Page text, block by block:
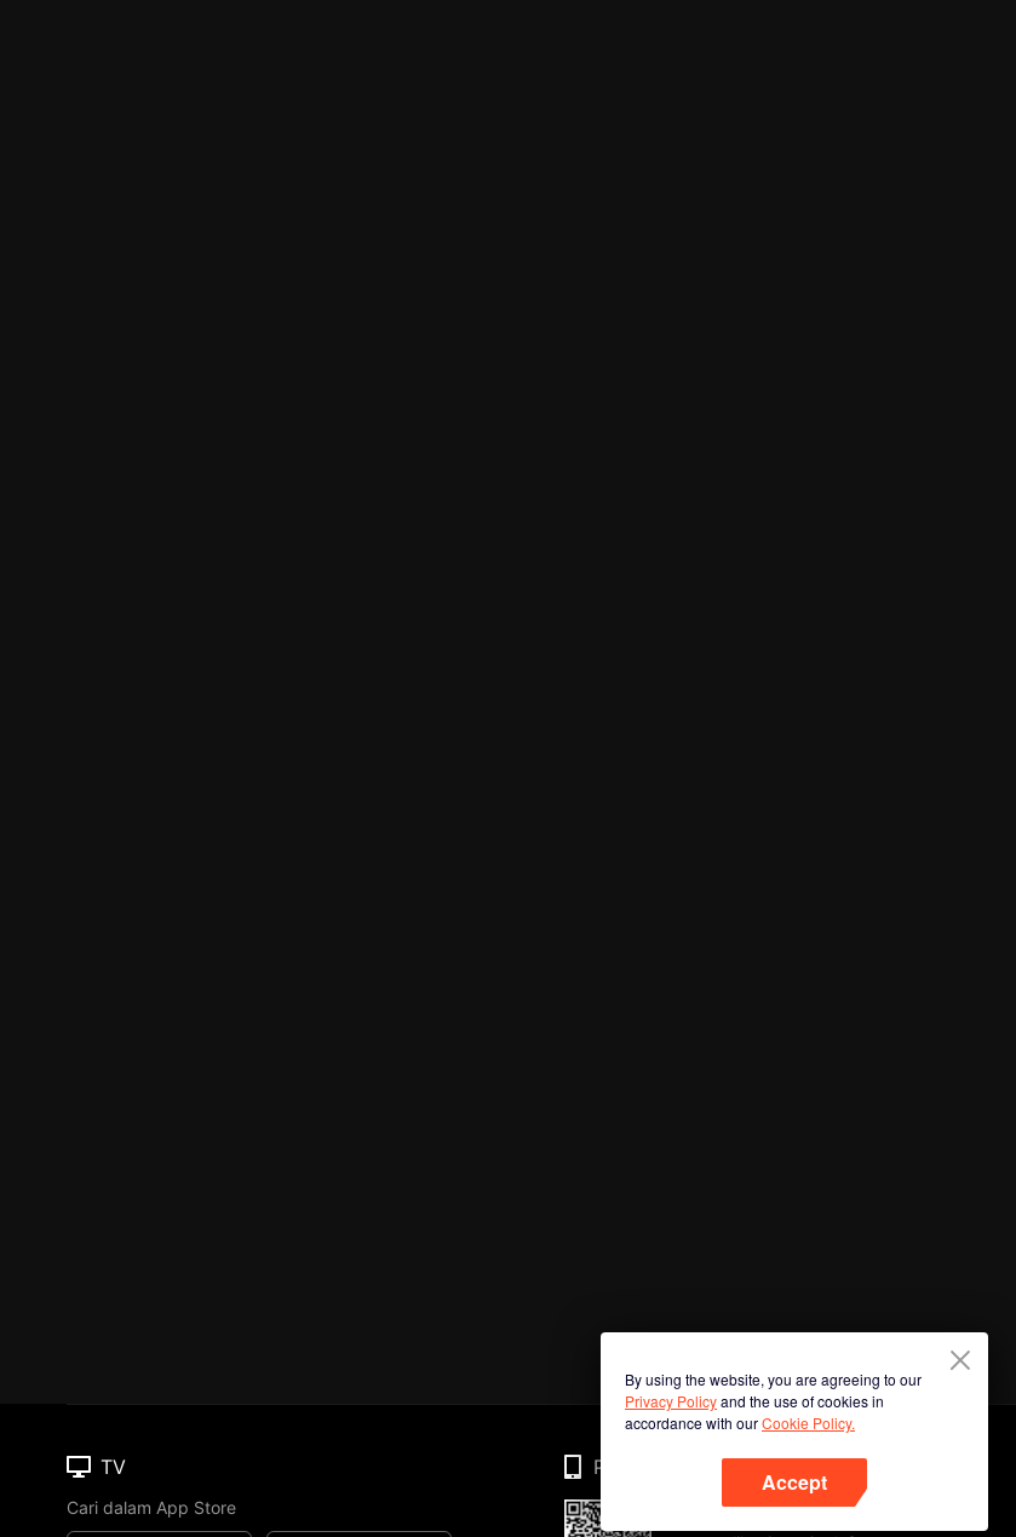
By using the website, you are agreeing to our
Privacy Policyand the use of cookies in
accordance with ourCookie Policy.
Accept
TV
Cari dalam App Store
Phone